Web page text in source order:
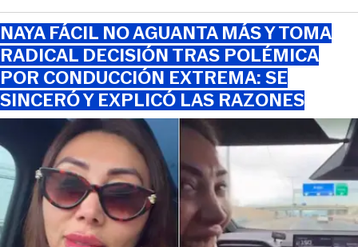
NAYA FÁCIL NO AGUANTA MÁS Y TOMA
RADICAL DECISIÓN TRAS POLÉMICA
POR CONDUCCIÓN EXTREMA: SE
SINCERÓ Y EXPLICÓ LAS RAZONES